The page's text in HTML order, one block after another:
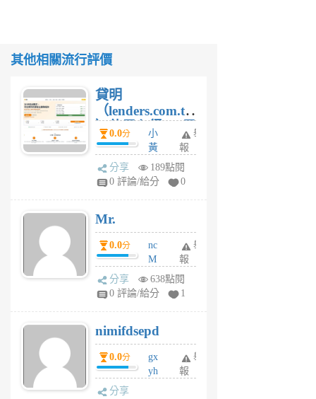
其他相關流行評價
貸明
（lenders.com.tw
）使用心得 — 民
間貸款比較平台
體驗
0.0分
小
黃
蜂
1
舉
報
分享
189點閱
0 評論/給分
0
Mr.
0.0分
nc
M
U
F
U
5
個
月
舉
報
分享
638點閱
0 評論/給分
1
nimifdsepd
0.0分
gx
yh
舉
報
分享